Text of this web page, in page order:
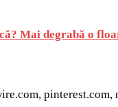
Mai degrabă o
pinterest.com,